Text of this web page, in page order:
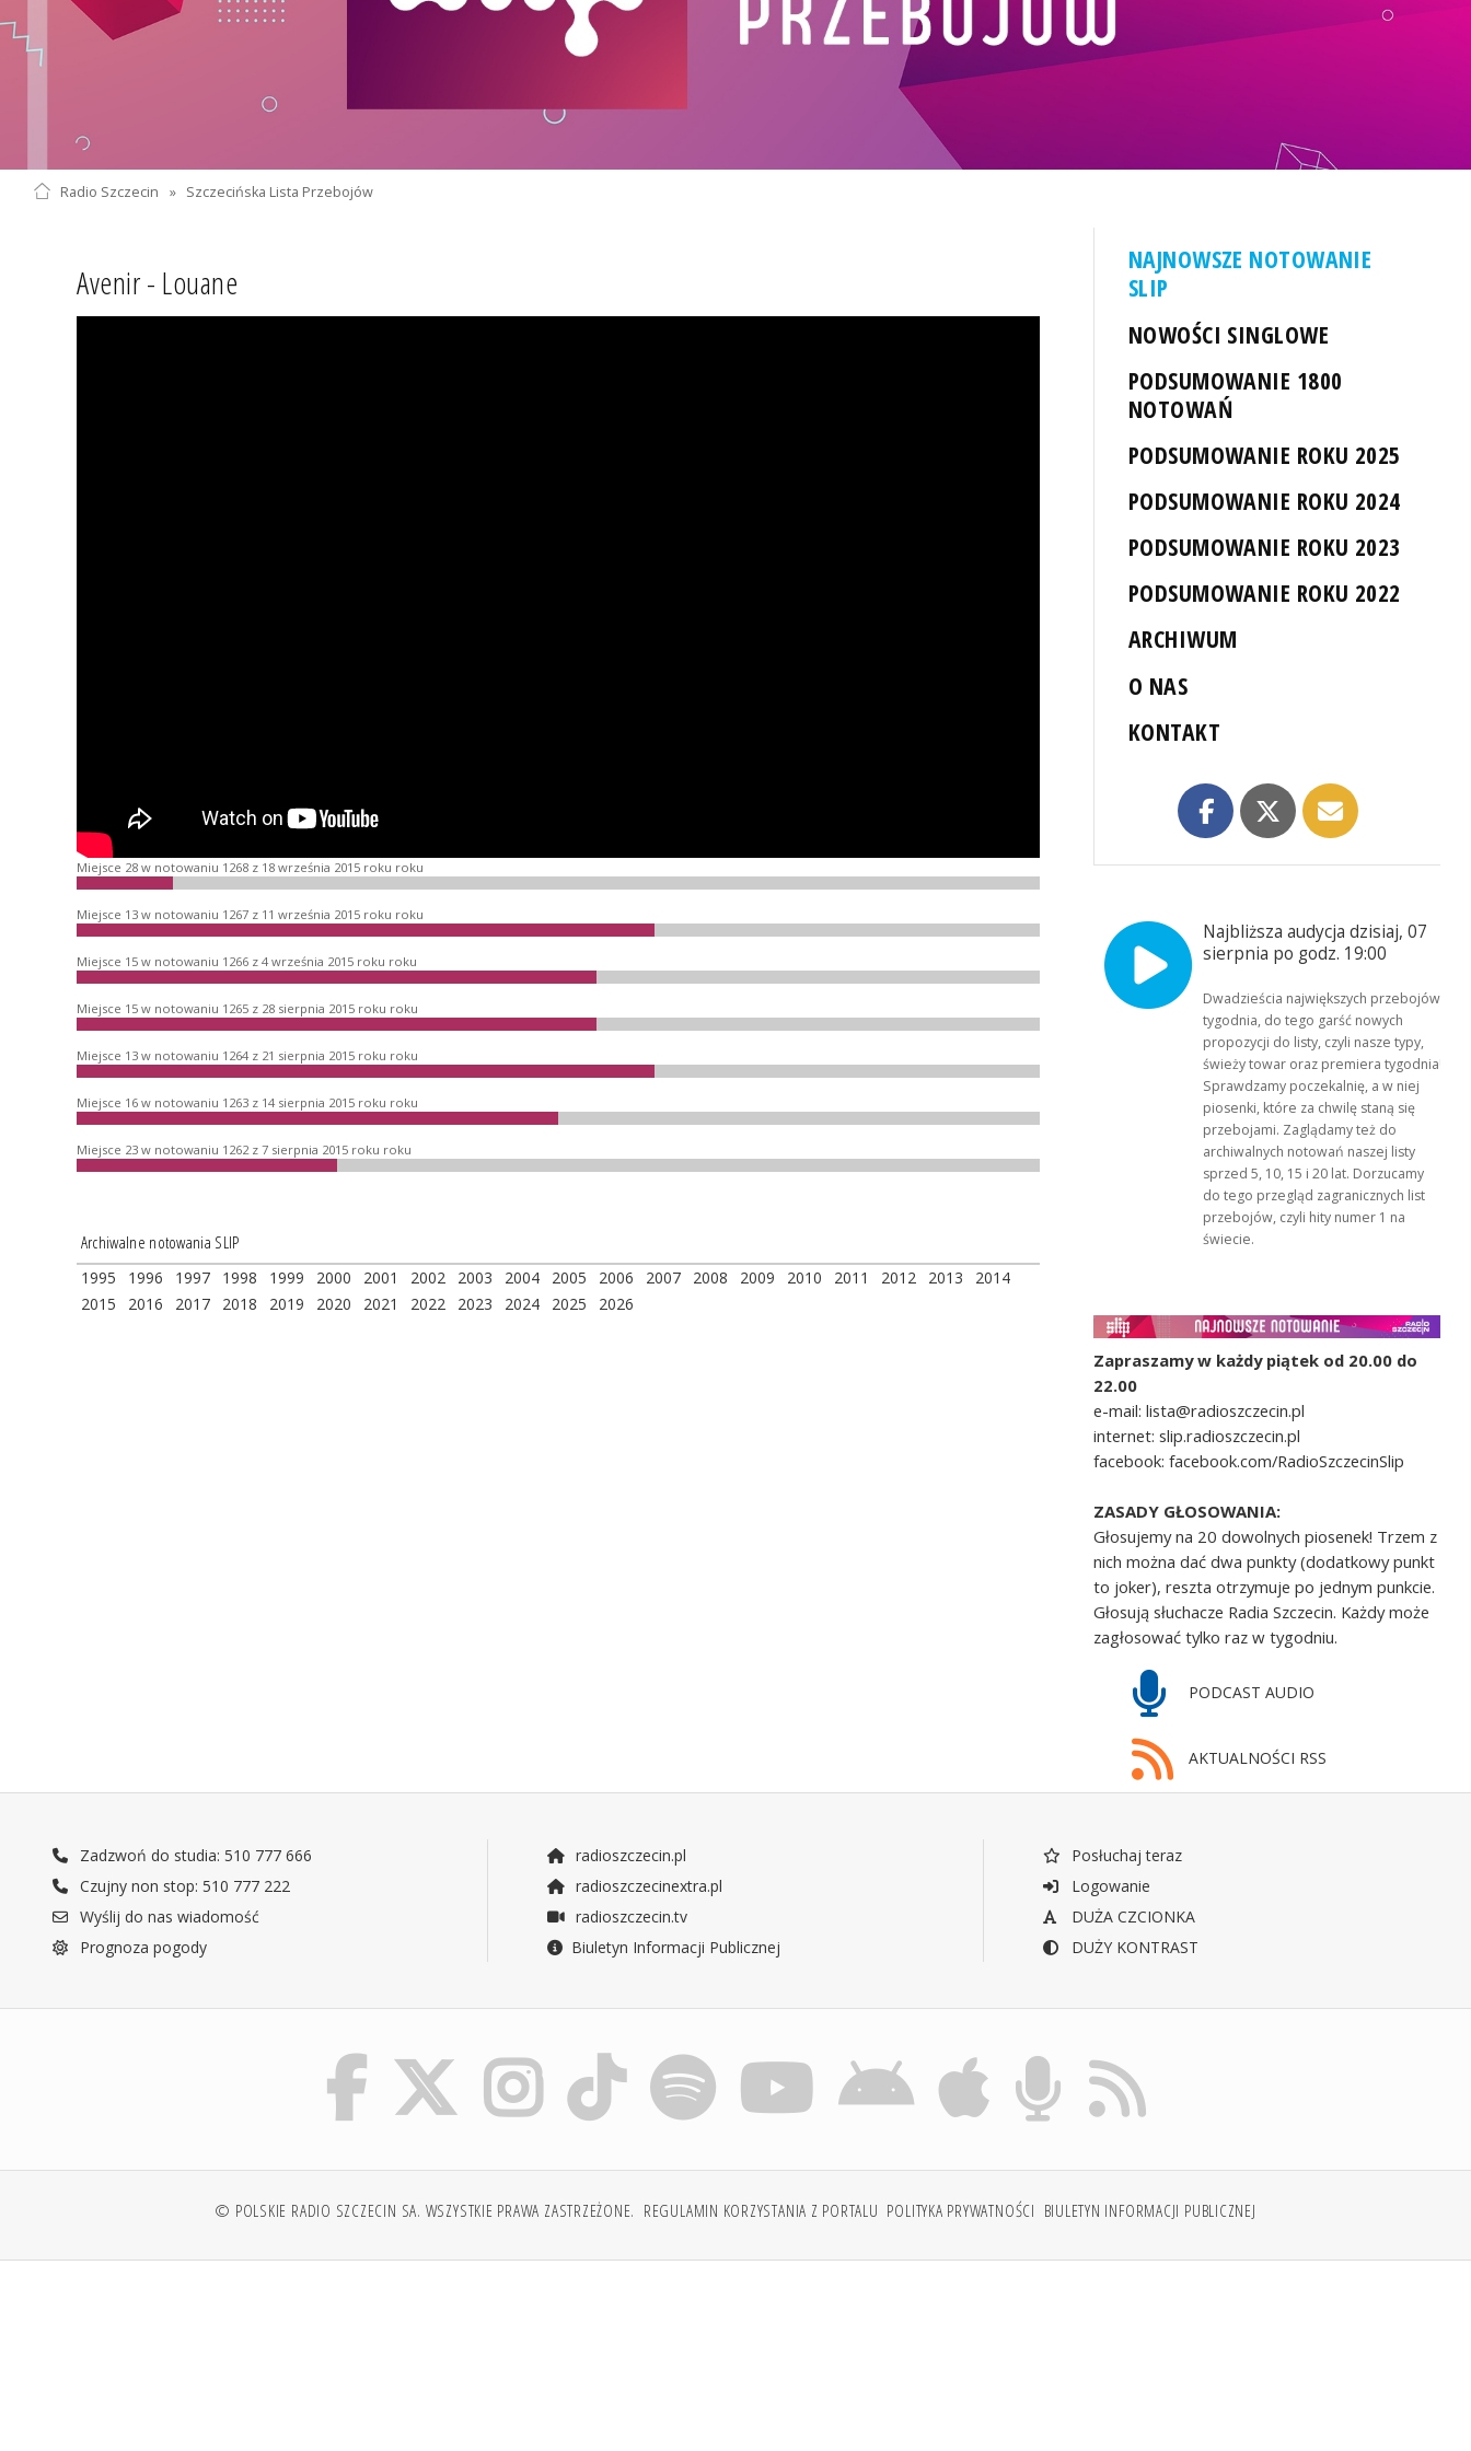
Radio Szczecin » Szczecińska Lista Przebojów
Avenir - Louane
Miejsce 28 w notowaniu 1268 z 18 września 2015 roku roku
Miejsce 13 w notowaniu 1267 z 11 września 2015 roku roku
Miejsce 15 w notowaniu 1266 z 4 września 2015 roku roku
Miejsce 15 w notowaniu 1265 z 28 sierpnia 2015 roku roku
Miejsce 13 w notowaniu 1264 z 21 sierpnia 2015 roku roku
Miejsce 16 w notowaniu 1263 z 14 sierpnia 2015 roku roku
Miejsce 23 w notowaniu 1262 z 7 sierpnia 2015 roku roku
Archiwalne notowania SLIP
1995 1996 1997 1998 1999 2000 2001 2002 2003 2004 2005 2006 2007 2008 2009 2010 2011 2012 2013
2014
2015
2016 2017 2018 2019 2020 2021 2022 2023 2024 2025 2026
NAJNOWSZE NOTOWANIE
SLIP
NOWOŚCI SINGLOWE
PODSUMOWANIE 1800
NOTOWAŃ
PODSUMOWANIE ROKU 2025
PODSUMOWANIE ROKU 2024
PODSUMOWANIE ROKU 2023
PODSUMOWANIE ROKU 2022
ARCHIWUM
O NAS
KONTAKT
Najbliższa audycja dzisiaj, 07
sierpnia po godz. 19:00
Dwadzieścia największych przebojów
tygodnia, do tego garść nowych
propozycji do listy, czyli nasze typy,
świeży towar oraz premiera tygodnia!
Sprawdzamy poczekalnię, a w niej
piosenki, które za chwilę staną się
przebojami. Zaglądamy też do
archiwalnych notowań naszej listy
sprzed 5, 10, 15 i 20 lat. Dorzucamy
do tego przegląd zagranicznych list
przebojów, czyli hity numer 1 na
świecie.
Zapraszamy w każdy piątek od 20.00 do
22.00
e-mail: lista@radioszczecin.pl
internet: slip.radioszczecin.pl
facebook: facebook.com/RadioSzczecinSlip
ZASADY GŁOSOWANIA:
Głosujemy na 20 dowolnych piosenek! Trzem z
nich można dać dwa punkty (dodatkowy punkt
to joker), reszta otrzymuje po jednym punkcie.
Głosują słuchacze Radia Szczecin. Każdy może
zagłosować tylko raz w tygodniu.
PODCAST AUDIO
AKTUALNOŚCI RSS
Zadzwoń do studia: 510 777 666
Czujny non stop: 510 777 222
Wyślij do nas wiadomość
Prognoza pogody
radioszczecin.pl
radioszczecinextra.pl
radioszczecin.tv
Biuletyn Informacji Publicznej
Posłuchaj teraz
Logowanie
DUŻA CZCIONKA
DUŻY KONTRAST
© POLSKIE RADIO SZCZECIN SA. WSZYSTKIE PRAWA ZASTRZEŻONE. REGULAMIN KORZYSTANIA Z PORTALU POLITYKA PRYWATNOŚCI BIULETYN INFORMACJI PUBLICZNEJ